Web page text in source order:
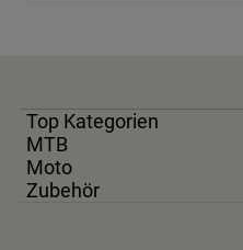
Top Kategorien
MTB
Moto
Zubehör